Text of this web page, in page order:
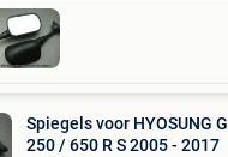
Spiegels voor HYOSUNG
250 / 650 R S 2005 - 2017